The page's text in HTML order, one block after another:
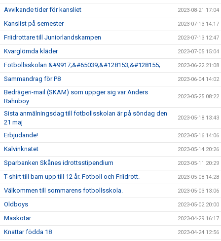
Avvikande tider för kansliet 2023-08-21 17:04
Kanslist på semester 2023-07-13 14:17
Friidrottare till Juniorlandskampen 2023-07-13 12:47
Kvarglömda kläder 2023-07-05 15:04
Fotbollsskolan &#9917;&#65039;&#128153;&#128155; 2023-06-22 21:08
Sammandrag för P8 2023-06-04 14:02
Bedrägeri-mail (SKAM) som uppger sig var Anders
Rahnboy
2023-05-25 08:22
Sista anmälningsdag till fotbollsskolan är på söndag den
21 maj
2023-05-18 13:43
Erbjudande! 2023-05-16 14:06
Kalvinknatet 2023-05-14 20:26
Sparbanken Skånes idrottsstipendium 2023-05-11 20:29
T-shirt till barn upp till 12 år. Fotboll och Friidrott. 2023-05-08 14:28
Välkommen till sommarens fotbollsskola. 2023-05-03 13:06
Oldboys 2023-05-02 20:00
Maskotar 2023-04-29 16:17
Knattar födda 18 2023-04-24 12:56